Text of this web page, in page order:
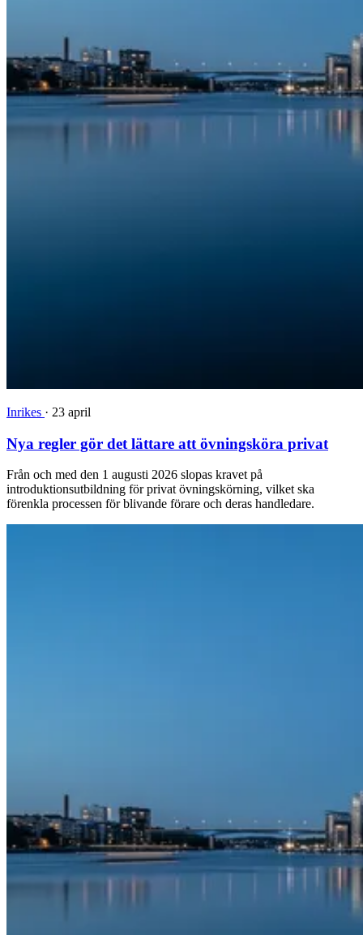
Inrikes · 23 april
Nya regler gör det lättare att övningsköra privat
Från och med den 1 augusti 2026 slopas kravet på
introduktionsutbildning för privat övningskörning, vilket ska
förenkla processen för blivande förare och deras handledare.